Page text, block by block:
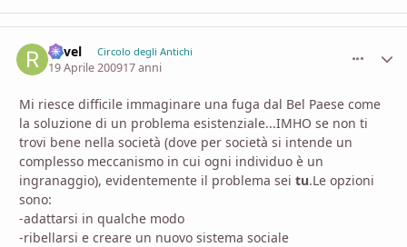
Revel Circolo degli Antichi
19 Aprile 200917 anni
Mi riesce difficile immaginare una fuga dal Bel Paese come
la soluzione di un problema esistenziale...IMHO se non ti
trovi bene nella società (dove per società si intende un
complesso meccanismo in cui ogni individuo è un
ingranaggio), evidentemente il problema sei tu.Le opzioni
sono:
-adattarsi in qualche modo
-ribellarsi e creare un nuovo sistema sociale